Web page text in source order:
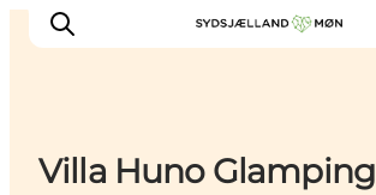
Villa Huno Glamping